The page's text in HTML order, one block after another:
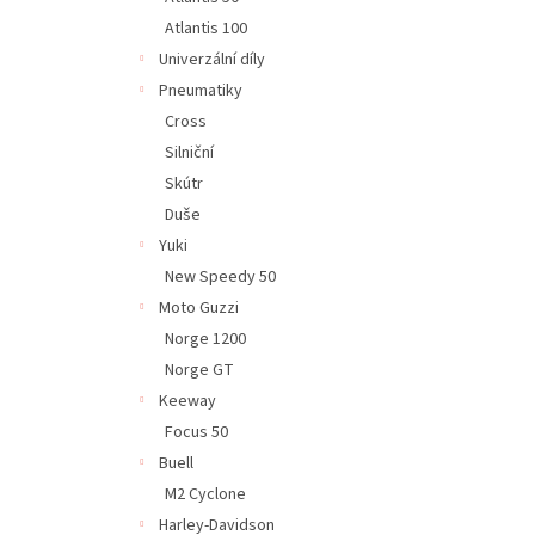
Atlantis 100
Univerzální díly
Pneumatiky
Cross
Silniční
Skútr
Duše
Yuki
New Speedy 50
Moto Guzzi
Norge 1200
Norge GT
Keeway
Focus 50
Buell
M2 Cyclone
Harley-Davidson